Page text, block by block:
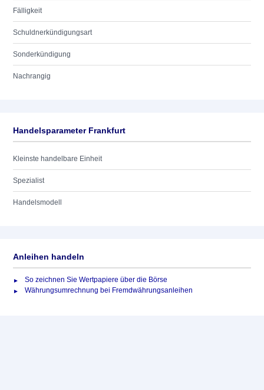
Fälligkeit
Schuldnerkündigungsart
Sonderkündigung
Nachrangig
Handelsparameter Frankfurt
Kleinste handelbare Einheit
Spezialist
Handelsmodell
Anleihen handeln
So zeichnen Sie Wertpapiere über die Börse
Währungsumrechnung bei Fremdwährungsanleihen